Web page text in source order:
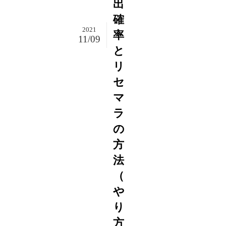
出
確
率
と
リ
セ
マ
ラ
の
方
法
（
や
り
方
2021
11/09